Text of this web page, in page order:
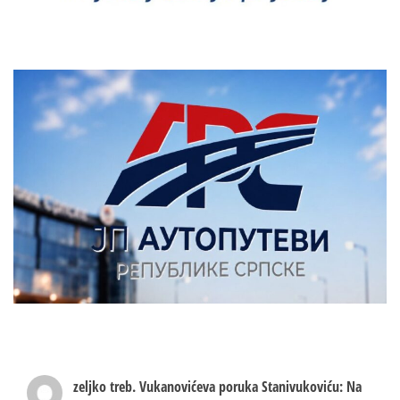
zeljko treb.Vukanovićeva poruka Stanivukoviću: Na